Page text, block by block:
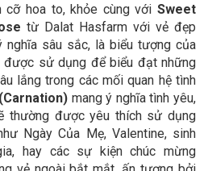
cỡ hoa to, khỏe cùng với Sweet
từ Dalat Hasfarm với vẻ đẹp
nghĩa sâu sắc, là biểu tượng của
được sử dụng để biểu đạt những
lắng trong các mối quan hệ tình
mang ý nghĩa tình yêu,
thường được yêu thích sử dụng
Ngày Của Mẹ, Valentine, sinh
hay các sự kiện chúc mừng